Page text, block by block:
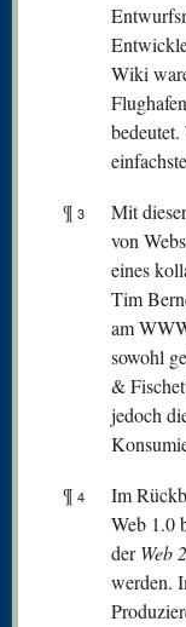
Wiki
¶ 3
Mit
von
eines
Tim
am
sowohl
&
jedoch
¶ 4
Im
Web 1.0
derWeb
werden.